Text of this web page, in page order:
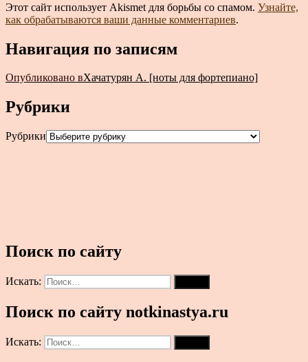
Этот сайт использует Akismet для борьбы со спамом. Узнайте,
как обрабатываются ваши данные комментариев.
Навигация по записям
Опубликовано вХачатурян А. [ноты для фортепиано]
Рубрики
Рубрики
Поиск по сайту
Искать:
Поиск по сайту notkinastya.ru
Искать: